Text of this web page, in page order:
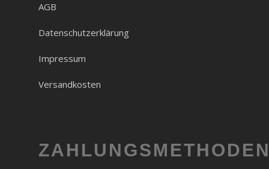
AGB
Datenschutzerklärung
Impressum
Versandkosten